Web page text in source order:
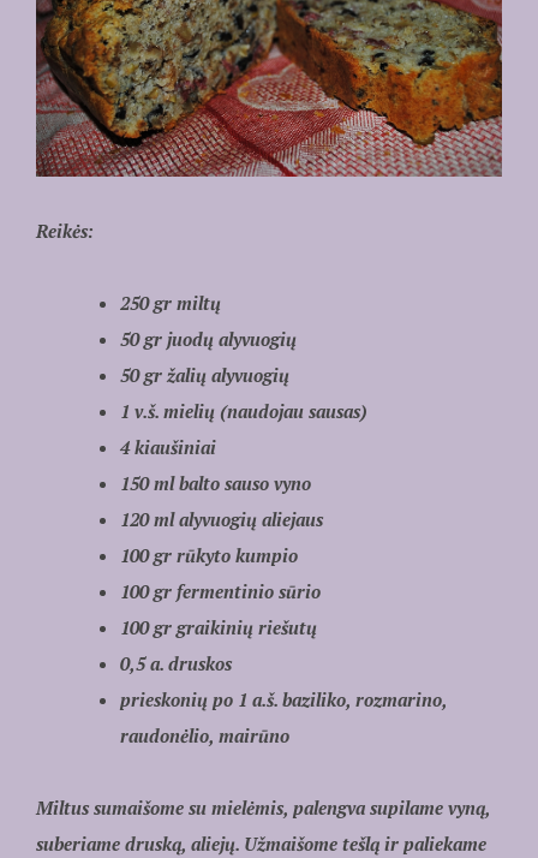
Reikės:
250 gr miltų
50 gr juodų alyvuogių
50 gr žalių alyvuogių
1 v.š. mielių (naudojau sausas)
4 kiaušiniai
150 ml balto sauso vyno
120 ml alyvuogių aliejaus
100 gr rūkyto kumpio
100 gr fermentinio sūrio
100 gr graikinių riešutų
0,5 a. druskos
prieskonių po 1 a.š. baziliko, rozmarino,
raudonėlio, mairūno
Miltus sumaišome su mielėmis, palengva supilame vyną,
suberiame druską, aliejų. Užmaišome tešlą ir paliekame